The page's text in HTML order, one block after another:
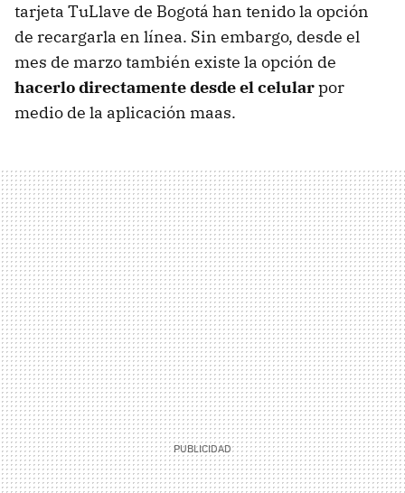
tarjeta TuLlave de Bogotá han tenido la opción
de recargarla en línea. Sin embargo, desde el
mes de marzo también existe la opción de
hacerlo directamente desde el celularpor
medio de la aplicación maas.